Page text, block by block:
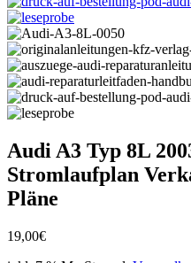
Audi A3 Typ 8L
Stromlaufplan
Pläne
19,00€